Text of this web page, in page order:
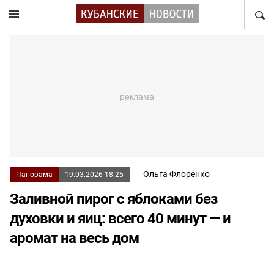
Панорама 19.03.2026 18:25 Ольга Флоренко
Заливной пирог с яблоками без
духовки и яиц: всего 40 минут — и
аромат на весь дом